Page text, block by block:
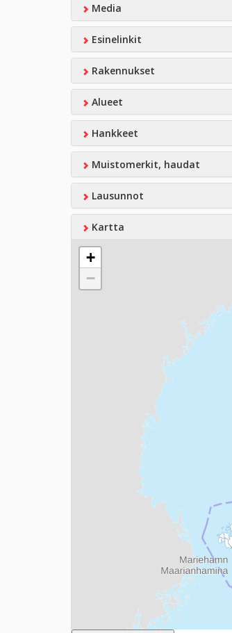
Media
Esinelinkit
Rakennukset
Alueet
Hankkeet
Muistomerkit, haudat
Lausunnot
Kartta
+
−